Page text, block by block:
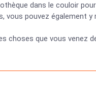
dans le couloir
vous pouvez également
choses que vous venez